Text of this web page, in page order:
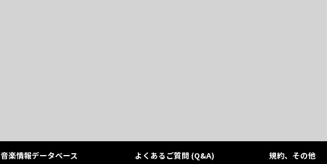
音楽情報データベース よくあるご質問 (Q&A) 規約、その他